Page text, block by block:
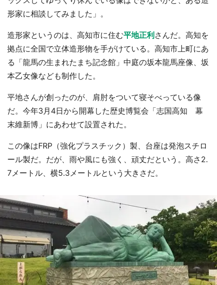
形家に相談してみました」。
造形家というのは、高知市に住む平地正利 さんだ。高知を
拠点に全国で立体造形物を手がけている。高知市上町にあ
る「龍馬の生まれたまち記念館」中庭の坂本龍馬座像、坂
本乙女像なども制作した。
平地さんが創ったのが、肩肘をついて寝そべっている像
だ。今年3月4日から開幕した歴史博覧会「志国高知 幕
末維新博」にあわせて設置された。
この像はFRP（強化プラスチック）製、台座は発泡スチロ
ール製だ。だが、雨や風にも強く、頑丈だという。高さ2.
7メートル、横5.3メートルという大きさだ。